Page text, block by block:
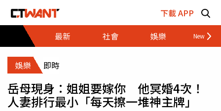
下載 APP
最新
社會 娛樂 財經
娛樂 即時
岳母現身：姐姐要嫁你 他冥婚4次！
人妻排行最小「每天擦一堆神主牌」